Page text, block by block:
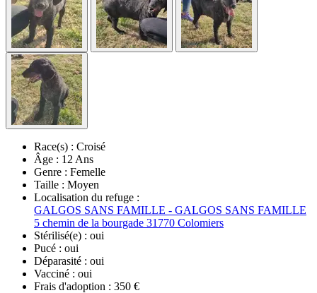
Race(s) : Croisé
Âge : 12 Ans
Genre : Femelle
Taille : Moyen
Localisation du refuge :
GALGOS SANS FAMILLE - GALGOS SANS FAMILLE
5 chemin de la bourgade 31770 Colomiers
Stérilisé(e) : oui
Pucé : oui
Déparasité : oui
Vacciné : oui
Frais d'adoption : 350 €